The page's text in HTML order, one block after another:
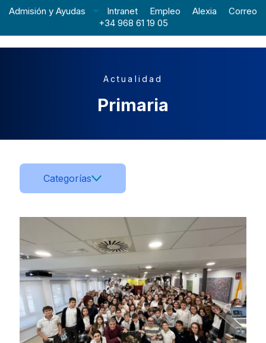
Admisión y Ayudas Intranet Empleo Alexia
Correo
+34 968 61 19 05
Actualidad
Primaria
Categorías